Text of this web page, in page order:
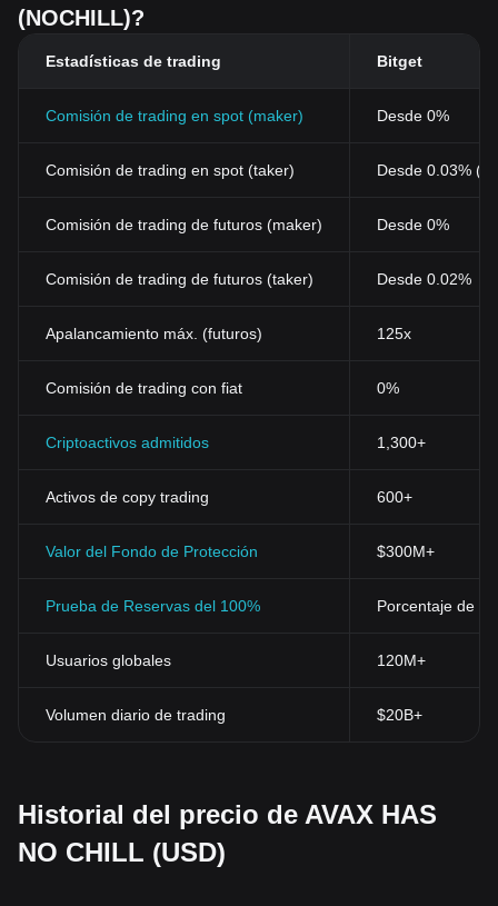
(NOCHILL)?
Estadísticas de trading Bitget
Comisión de trading en spot (maker) Desde 0%
Comisión de trading en spot (taker) Desde 0.03%
Comisión de trading de futuros (maker) Desde 0%
Comisión de trading de futuros (taker) Desde 0.02%
Apalancamiento máx. (futuros) 125x
Comisión de trading con fiat 0%
Criptoactivos admitidos 1,300+
Activos de copy trading 600+
Valor del Fondo de Protección $300M+
Prueba de Reservas del 100% Porcentaje de
Usuarios globales 120M+
Volumen diario de trading $20B+
Historial del precio de AVAX HAS
NO CHILL (USD)